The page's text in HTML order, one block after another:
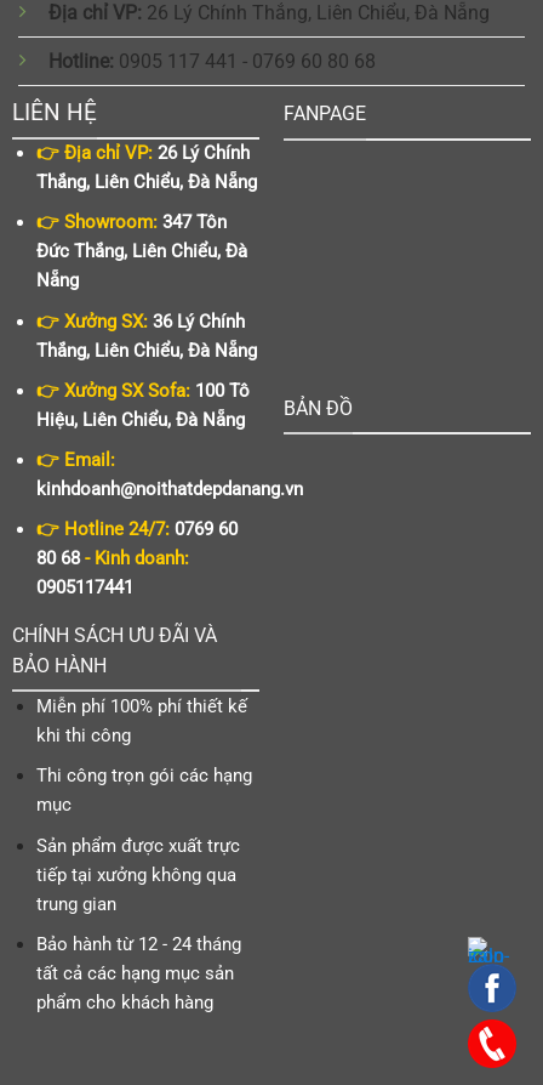
Địa chỉ VP: 26 Lý Chính Thắng, Liên Chiểu, Đà Nẵng
Hotline: 0905 117 441 - 0769 60 80 68
LIÊN HỆ
👉 Địa chỉ VP:26 Lý Chính
Thắng, Liên Chiểu, Đà Nẵng
👉 Showroom:347 Tôn
Đức Thắng, Liên Chiểu, Đà
Nẵng
👉 Xưởng SX:36 Lý Chính
Thắng, Liên Chiểu, Đà Nẵng
👉 Xưởng SX Sofa:100 Tô
Hiệu, Liên Chiểu, Đà Nẵng
👉 Email:
kinhdoanh@noithatdepdanang.vn
👉 Hotline 24/7:0769 60
80 68- Kinh doanh:
0905117441
CHÍNH SÁCH ƯU ĐÃI VÀ
BẢO HÀNH
Miễn phí 100% phí thiết kế
khi thi công
Thi công trọn gói các hạng
mục
Sản phẩm được xuất trực
tiếp tại xưởng không qua
trung gian
Bảo hành từ 12 - 24 tháng
tất cả các hạng mục sản
phẩm cho khách hàng
FANPAGE
BẢN ĐỒ